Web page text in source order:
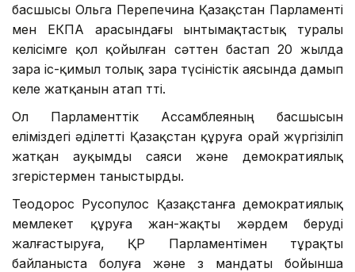
басшысы Ольга Перепечина Қазақстан Парламенті
мен ЕКПА арасындағы ынтымақтастық туралы
келісімге қол қойылған сәттен бастап 20 жылда
өзара іс-қимыл толық өзара түсіністік аясында дамып
келе жатқанын атап өтті.
Ол Парламенттік Ассамблеяның басшысын
еліміздегі әділетті Қазақстан құруға орай жүргізіліп
жатқан ауқымды саяси және демократиялық
өзгерістермен таныстырды.
Теодорос Русопулос Қазақстанға демократиялық
мемлекет құруға жан-жақты жәрдем беруді
жалғастыруға, ҚР Парламентімен тұрақты
байланыста болуға және өз мандаты бойынша